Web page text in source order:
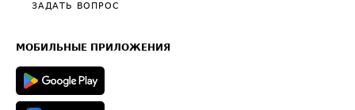
Общие положения
Техническая информация
ЗАДАТЬ ВОПРОС
МОБИЛЬНЫЕ ПРИЛОЖЕНИЯ